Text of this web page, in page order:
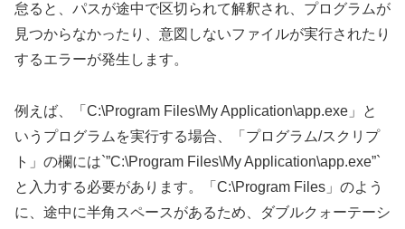
怠ると、パスが途中で区切られて解釈され、プログラムが
見つからなかったり、意図しないファイルが実行されたり
するエラーが発生します。
例えば、「C:\Program Files\My Application\app.exe」と
いうプログラムを実行する場合、「プログラム/スクリプ
ト」の欄には`”C:\Program Files\My Application\app.exe”`
と入力する必要があります。「C:\Program Files」のよう
に、途中に半角スペースがあるため、ダブルクォーテーシ